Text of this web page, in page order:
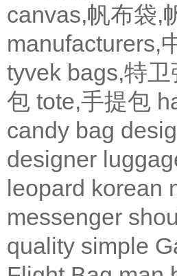
canvas,帆布袋,
manufacturers,
tyvek bags,特卫
包 tote,手提包
candy bag
designer
leopard korean
messenger
quality simple